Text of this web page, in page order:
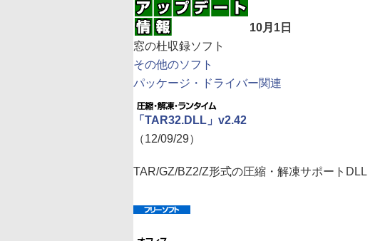
10月1日
窓の杜収録ソフト
その他のソフト
パッケージ・ドライバー関連
「TAR32.DLL」v2.42
（12/09/29）
TAR/GZ/BZ2/Z形式の圧縮・解凍サポートDLL